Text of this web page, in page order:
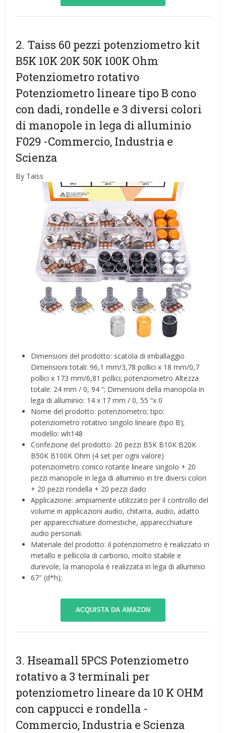
2. Taiss 60 pezzi potenziometro kit
B5K 10K 20K 50K 100K Ohm
Potenziometro rotativo
Potenziometro lineare tipo B cono
con dadi, rondelle e 3 diversi colori
di manopole in lega di alluminio
F029 -Commercio, Industria e
Scienza
By Taiss
Dimensioni del prodotto: scatola di imballaggio
Dimensioni totali: 96,1 mm/3,78 pollici x 18 mm/0,7
pollici x 173 mm/6,81 pollici; potenziometro Altezza
totale: 24 mm / 0, 94 “; Dimensioni della manopola in
lega di alluminio: 14 x 17 mm / 0, 55 “x 0
Nome del prodotto: potenziometro; tipo:
potenziometro rotativo singolo lineare (tipo B);
modello: wh148
Confezione del prodotto: 20 pezzi B5K B10K B20K
B50K B100K Ohm (4 set per ogni valore)
potenziometro conico rotante lineare singolo + 20
pezzi manopole in lega di alluminio in tre diversi colori
+ 20 pezzi rondella + 20 pezzi dado
Applicazione: ampiamente utilizzato per il controllo del
volume in applicazioni audio, chitarra, audio, adatto
per apparecchiature domestiche, apparecchiature
audio personali.
Materiale del prodotto: il potenziometro è realizzato in
metallo e pellicola di carbonio, molto stabile e
durevole, la manopola è realizzata in lega di alluminio
67″ (d*h);
ACQUISTA DA AMAZON
3. Hseamall 5PCS Potenziometro
rotativo a 3 terminali per
potenziometro lineare da 10 K OHM
con cappucci e rondella -
Commercio, Industria e Scienza